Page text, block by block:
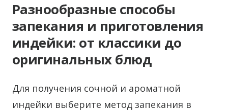
Разнообразные способы
запекания и приготовления
индейки: от классики до
оригинальных блюд
Для получения сочной и ароматной
индейки выберите метод запекания в